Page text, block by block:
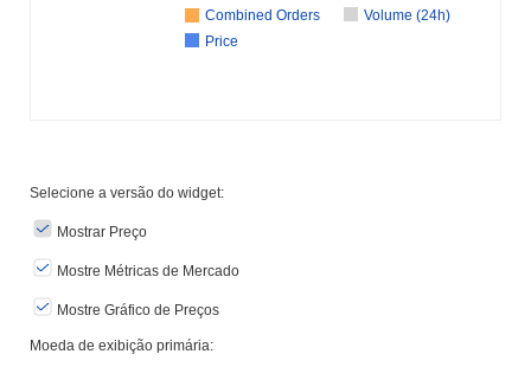
Combined Orders
Volume (24h)
Price
Selecione a versão do widget:
Mostrar Preço
Mostre Métricas de Mercado
Mostre Gráfico de Preços
Moeda de exibição primária: